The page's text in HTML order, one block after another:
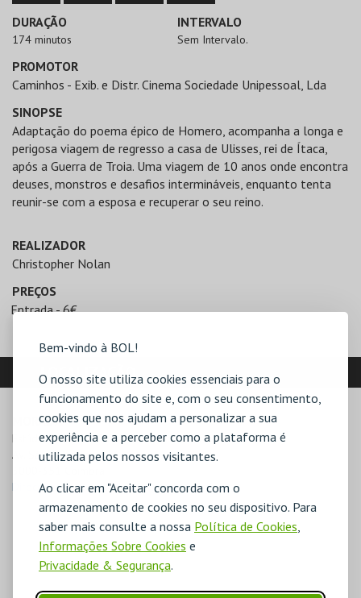
Bem-vindo à BOL!
O nosso site utiliza cookies essenciais para o
funcionamento do site e, com o seu consentimento,
cookies que nos ajudam a personalizar a sua
experiência e a perceber como a plataforma é
utilizada pelos nossos visitantes.
Ao clicar em "Aceitar" concorda com o
armazenamento de cookies no seu dispositivo. Para
saber mais consulte a nossa Política de Cookies
Informações Sobre Cookies e
Privacidade & Segurança.
DURAÇÃO
174 minutos
INTERVALO
Sem Intervalo.
PROMOTOR
Caminhos - Exib. e Distr. Cinema Sociedade Unipessoal, Lda
SINOPSE
Adaptação do poema épico de Homero, acompanha a longa e
perigosa viagem de regresso a casa de Ulisses, rei de Ítaca,
após a Guerra de Troia. Uma viagem de 10 anos onde encontra
deuses, monstros e desafios intermináveis, enquanto tenta
reunir-se com a esposa e recuperar o seu reino.
REALIZADOR
Christopher Nolan
PREÇOS
Entrada - 6€
LOCALIZAÇÃO
MORADA
Estúdio 2, Centro Comercial Avenida r/c
Av. Sá da Bandeira, 33
Direcções para Casa do Cinema de Coimbra